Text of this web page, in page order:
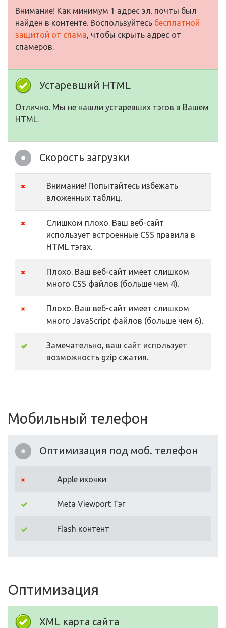
Внимание! Как минимум 1 адрес эл. почты был
найден в контенте. Воспользуйтесь бесплатной
защитой от спама, чтобы скрыть адрес от
спамеров.
Устаревший HTML
Отлично. Мы не нашли устаревших тэгов в Вашем
HTML.
Скорость загрузки
Внимание! Попытайтесь избежать
вложенных таблиц.
Слишком плохо. Ваш веб-сайт
использует встроенные CSS правила в
HTML тэгах.
Плохо. Ваш веб-сайт имеет слишком
много CSS файлов (больше чем 4).
Плохо. Ваш веб-сайт имеет слишком
много JavaScript файлов (больше чем 6).
Замечательно, ваш сайт использует
возможность gzip сжатия.
Мобильный телефон
Оптимизация под моб. телефон
Apple иконки
Meta Viewport Тэг
Flash контент
Оптимизация
XML карта сайта